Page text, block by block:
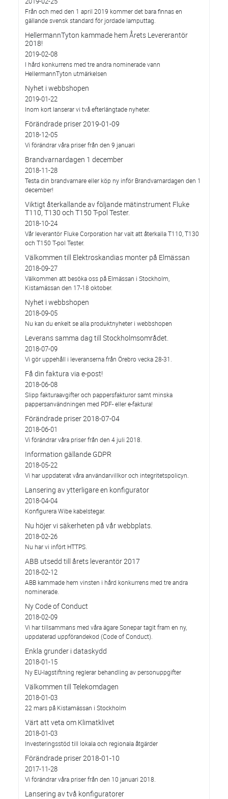
Från och med den 1 april 2019 kommer det bara finnas en
gällande svensk standard för jordade lamputtag.
HellermannTyton kammade hem Årets Levererantör
2018!
2019-02-08
I hård konkurrens med tre andra nominerade vann
HellermannTyton utmärkelsen
Nyhet i webbshopen
2019-01-22
Inom kort lanserar vi två efterlängtade nyheter.
Förändrade priser 2019-01-09
2018-12-05
Vi förändrar våra priser från den 9 januari
Brandvarnardagen 1 december
2018-11-28
Testa din brandvarnare eller köp ny inför Brandvarnardagen den 1
december!
Viktigt återkallande av följande mätinstrument Fluke
T110, T130 och T150 T-pol Tester.
2018-10-24
Vår leverantör Fluke Corporation har valt att återkalla T110, T130
och T150 T-pol Tester.
Välkommen till Elektroskandias monter på Elmässan
2018-09-27
Välkommen att besöka oss på Elmässan i Stockholm,
Kistamässan den 17-18 oktober.
Nyhet i webbshopen
2018-09-05
Nu kan du enkelt se alla produktnyheter i webbshopen
Leverans samma dag till Stockholmsområdet.
2018-07-09
Vi gör uppehåll i leveranserna från Örebro vecka 28-31.
Få din faktura via e-post!
2018-06-08
Slipp fakturaavgifter och pappersfakturor samt minska
pappersanvändningen med PDF- eller e-faktura!
Förändrade priser 2018-07-04
2018-06-01
Vi förändrar våra priser från den 4 juli 2018.
Information gällande GDPR
2018-05-22
Vi har uppdaterat våra användarvillkor och integritetspolicyn.
Lansering av ytterligare en konfigurator
2018-04-04
Konfigurera Wibe kabelstegar.
Nu höjer vi säkerheten på vår webbplats.
2018-02-26
Nu har vi infört HTTPS.
ABB utsedd till årets leverantör 2017
2018-02-12
ABB kammade hem vinsten i hård konkurrens med tre andra
nominerade.
Ny Code of Conduct
2018-02-09
Vi har tillsammans med våra ägare Sonepar tagit fram en ny,
uppdaterad uppförandekod (Code of Conduct).
Enkla grunder i dataskydd
2018-01-15
Ny EU-lagstiftning reglerar behandling av personuppgifter
Välkommen till Telekomdagen
2018-01-03
22 mars på Kistamässan i Stockholm
Värt att veta om Klimatklivet
2018-01-03
Investeringsstöd till lokala och regionala åtgärder
Förändrade priser 2018-01-10
2017-11-28
Vi förändrar våra priser från den 10 januari 2018.
Lansering av två konfiguratorer